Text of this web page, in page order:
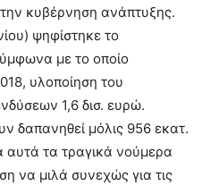
κυβέρνηση ανάπτυξης.
ψηφίστηκε το
με το οποίο
υλοποίηση του
1,6 δισ. ευρώ.
δαπανηθεί μόλις 956 εκατ.
αυτά τα τραγικά νούμερα
να μιλά συνεχώς για τις